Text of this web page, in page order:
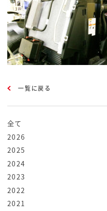
全て
2026
2025
2024
2023
2022
2021
一覧に戻る